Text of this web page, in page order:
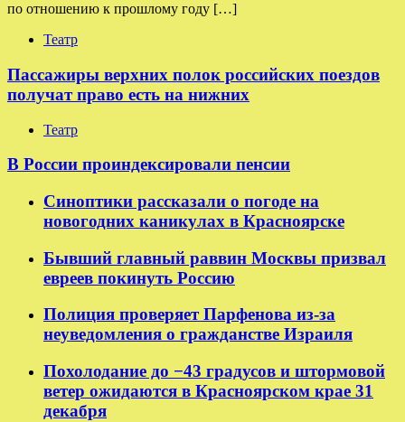
по отношению к прошлому году […]
Театр
Пассажиры верхних полок российских поездов
получат право есть на нижних
Театр
В России проиндексировали пенсии
Синоптики рассказали о погоде на
новогодних каникулах в Красноярске
Бывший главный раввин Москвы призвал
евреев покинуть Россию
Полиция проверяет Парфенова из-за
неуведомления о гражданстве Израиля
Похолодание до −43 градусов и штормовой
ветер ожидаются в Красноярском крае 31
декабря